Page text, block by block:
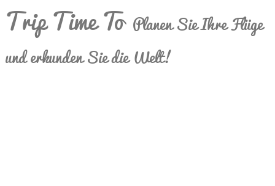
Trip Time To Planen Sie Ihre Flüge
und erkunden Sie die Welt!